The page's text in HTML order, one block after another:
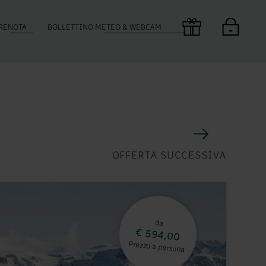
BOLLETTINO METEO & WEBCAM
OFFERTA SUCCESSIVA
da
€ 594,00
Prezzo a persona